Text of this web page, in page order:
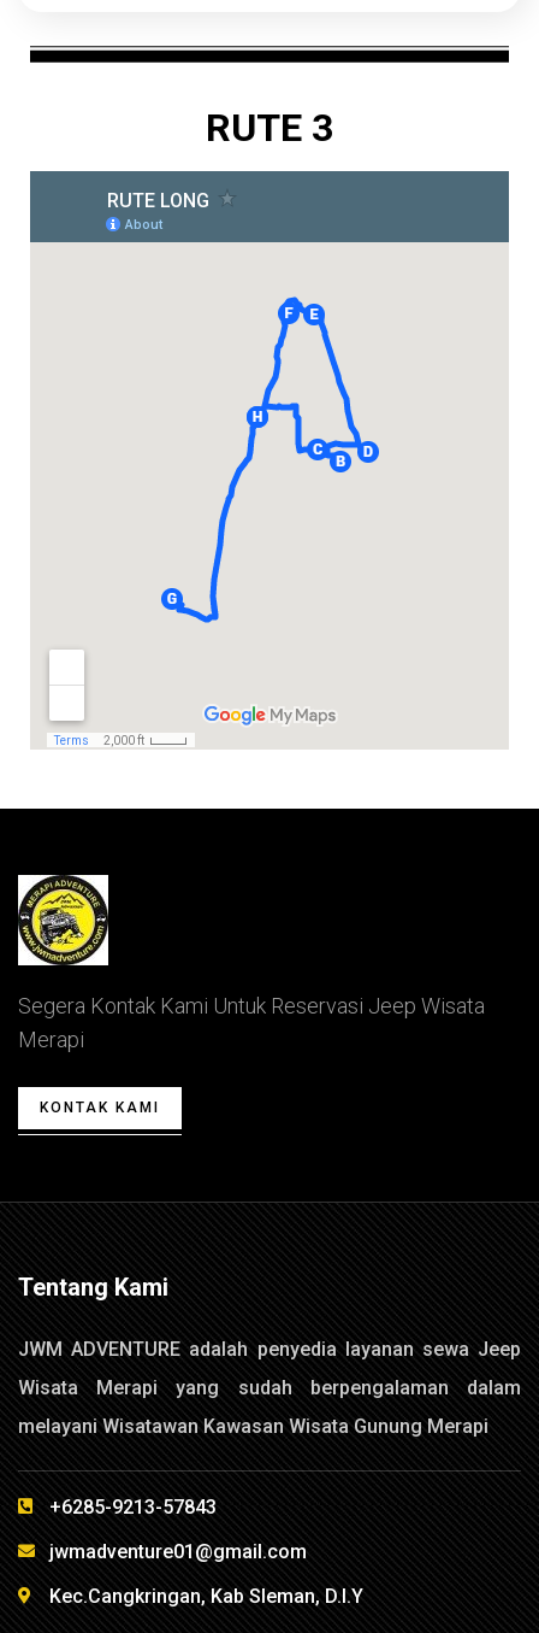
RUTE 3
Segera Kontak Kami Untuk Reservasi Jeep Wisata
Merapi
KONTAK KAMI
Tentang Kami
JWM ADVENTURE adalah penyedia layanan sewa Jeep
Wisata Merapi yang sudah berpengalaman dalam
melayani Wisatawan Kawasan Wisata Gunung Merapi
+6285-9213-57843
jwmadventure01@gmail.com
Kec.Cangkringan, Kab Sleman, D.I.Y